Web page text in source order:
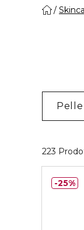
Pelle
223
25%